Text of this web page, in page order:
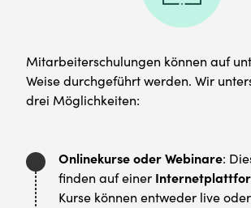
Mitarbeiterschulungen können auf
Weise durchgeführt werden. Wir
drei Möglichkeiten:
Onlinekurse oder Webinare:
finden auf einer
Kurse können entweder live